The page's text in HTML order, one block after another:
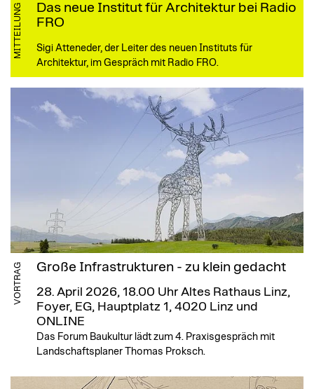
MITTEILUNG
Das neue Institut für Architektur bei Radio
FRO
Sigi Atteneder, der Leiter des neuen Instituts für
Architektur, im Gespräch mit Radio FRO.
VORTRAG Große Infrastrukturen - zu klein gedacht
28. April 2026, 18.00 Uhr Altes Rathaus Linz,
Foyer, EG, Hauptplatz 1, 4020 Linz und
ONLINE
Das Forum Baukultur lädt zum 4. Praxisgespräch mit
Landschaftsplaner Thomas Proksch.